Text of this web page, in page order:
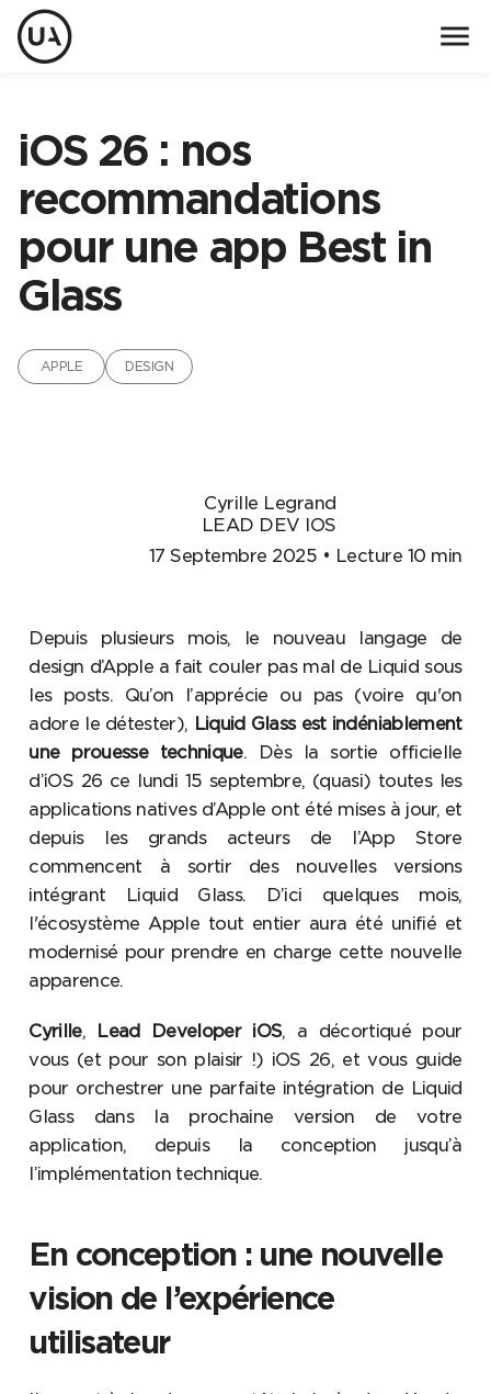
menu
iOS 26 : nos
recommandations
pour une app Best in
Glass
APPLE DESIGN
Cyrille Legrand
LEAD DEV IOS
17 Septembre 2025 • Lecture 10 min
Depuis plusieurs mois, le nouveau langage de
design d’Apple a fait couler pas mal de Liquid sous
les posts. Qu’on l’apprécie ou pas (voire qu'on
adore le détester), Liquid Glass est indéniablement
une prouesse technique. Dès la sortie officielle
d’iOS 26 ce lundi 15 septembre, (quasi) toutes les
applications natives d’Apple ont été mises à jour, et
depuis les grands acteurs de l’App Store
commencent à sortir des nouvelles versions
intégrant Liquid Glass. D’ici quelques mois,
l'écosystème Apple tout entier aura été unifié et
modernisé pour prendre en charge cette nouvelle
apparence.
Cyrille, Lead Developer iOS, a décortiqué pour
vous (et pour son plaisir !) iOS 26, et vous guide
pour orchestrer une parfaite intégration de Liquid
Glass dans la prochaine version de votre
application, depuis la conception jusqu’à
l’implémentation technique.
En conception : une nouvelle
vision de l’expérience
utilisateur